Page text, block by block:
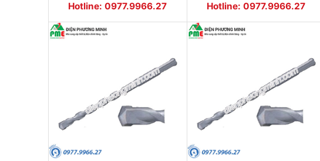
Hotline: 0977.9966.27
Hotline: 0977.9966.27